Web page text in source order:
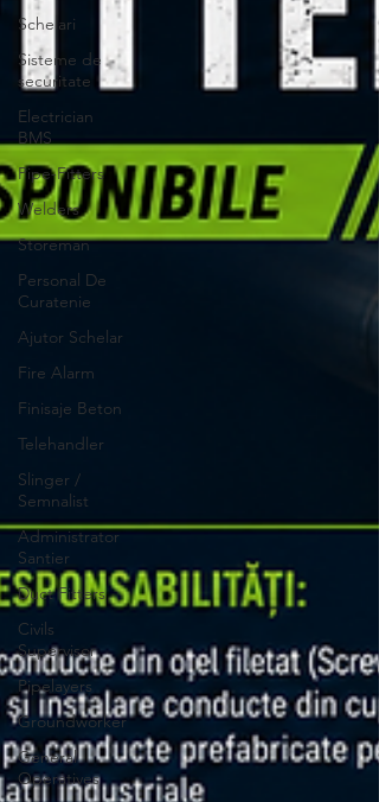
Schelari
Sisteme de
securitate
Electrician
BMS
Pipe-Fitters
Welders
Storeman
Personal De
Curatenie
Ajutor Schelar
Fire Alarm
Finisaje Beton
Telehandler
Slinger /
Semnalist
Administrator
Santier
Duct Fitters
Civils
Supervisor
Pipelayers
Groundworker
General
Operatives